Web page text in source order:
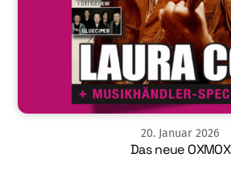
20. Januar 2026
Das neue OXMOX